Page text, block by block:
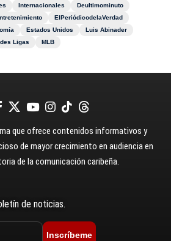
Internacionales
Deultimominuto
ElPeriódicodelaVerdad
Estados Unidos
Luis Abinader
Ligas MLB
que ofrece contenidos informativos y
de mayor crecimiento en audiencia en
de la comunicación caribeña.
de noticias.
Inscríbeme